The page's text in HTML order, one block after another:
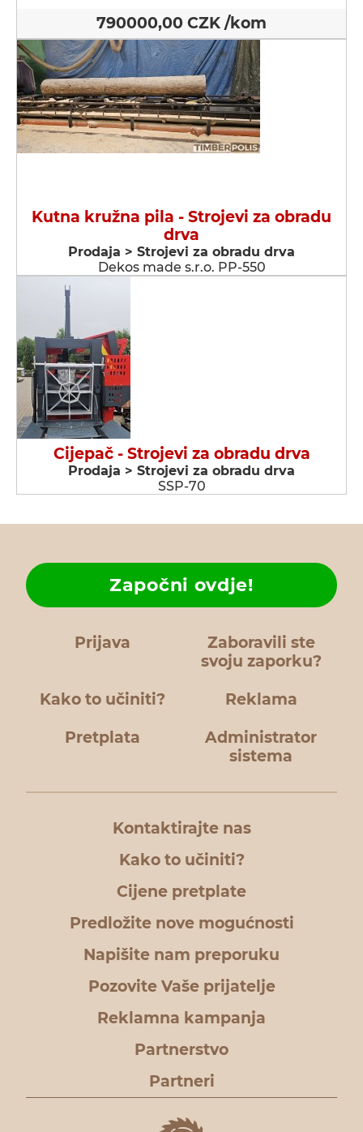
790000,00 CZK /kom
Kutna kružna pila - Strojevi za obradu
drva
Prodaja > Strojevi za obradu drva
Dekos made s.r.o. PP-550
Cijepač - Strojevi za obradu drva
Prodaja > Strojevi za obradu drva
SSP-70
Prijava
Zaboravili ste
svoju zaporku?
Kako to učiniti?
Započni ovdje!
Reklama
Pretplata
Administrator
sistema
Kontaktirajte nas
Kako to učiniti?
Cijene pretplate
Predložite nove mogućnosti
Napišite nam preporuku
Pozovite Vaše prijatelje
Reklamna kampanja
Partnerstvo
Partneri